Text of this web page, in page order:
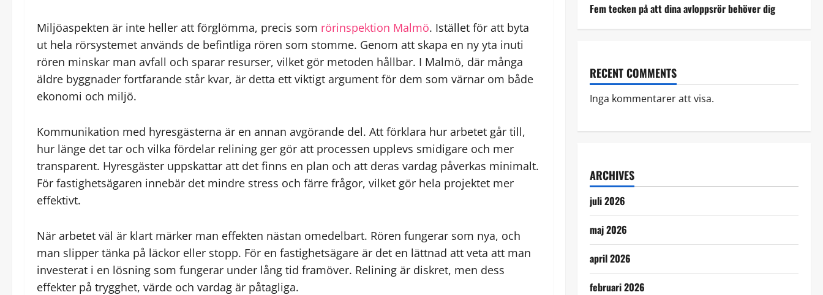
Miljöaspekten är inte heller att förglömma, precis som rörinspektion Malmö. Istället för att byta
ut hela rörsystemet används de befintliga rören som stomme. Genom att skapa en ny yta inuti
rören minskar man avfall och sparar resurser, vilket gör metoden hållbar. I Malmö, där många
äldre byggnader fortfarande står kvar, är detta ett viktigt argument för dem som värnar om både
ekonomi och miljö.
Kommunikation med hyresgästerna är en annan avgörande del. Att förklara hur arbetet går till,
hur länge det tar och vilka fördelar relining ger gör att processen upplevs smidigare och mer
transparent. Hyresgäster uppskattar att det finns en plan och att deras vardag påverkas minimalt.
För fastighetsägaren innebär det mindre stress och färre frågor, vilket gör hela projektet mer
effektivt.
När arbetet väl är klart märker man effekten nästan omedelbart. Rören fungerar som nya, och
man slipper tänka på läckor eller stopp. För en fastighetsägare är det en lättnad att veta att man
investerat i en lösning som fungerar under lång tid framöver. Relining är diskret, men dess
effekter på trygghet, värde och vardag är påtagliga.
Fem tecken på att dina avloppsrör behöver dig
RECENT COMMENTS
Inga kommentarer att visa.
ARCHIVES
juli 2026
maj 2026
april 2026
februari 2026